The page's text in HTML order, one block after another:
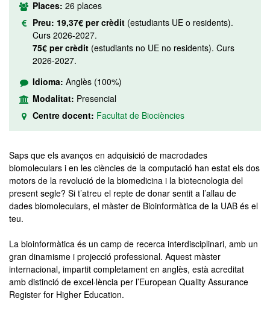
Places: 26 places
Preu: 19,37€ per crèdit (estudiants UE o residents).
Curs 2026-2027.
75€ per crèdit (estudiants no UE no residents). Curs
2026-2027.
Idioma: Anglès (100%)
Modalitat: Presencial
Centre docent: Facultat de Biociències
Saps que els avanços en adquisició de macrodades
biomoleculars i en les ciències de la computació han estat els dos
motors de la revolució de la biomedicina i la biotecnologia del
present segle? Si t’atreu el repte de donar sentit a l’allau de
dades biomoleculars, el màster de Bioinformàtica de la UAB és el
teu.
La bioinformàtica és un camp de recerca interdisciplinari, amb un
gran dinamisme i projecció professional. Aquest màster
internacional, impartit completament en anglès, està acreditat
amb distinció de excel·lència per l’European Quality Assurance
Register for Higher Education.